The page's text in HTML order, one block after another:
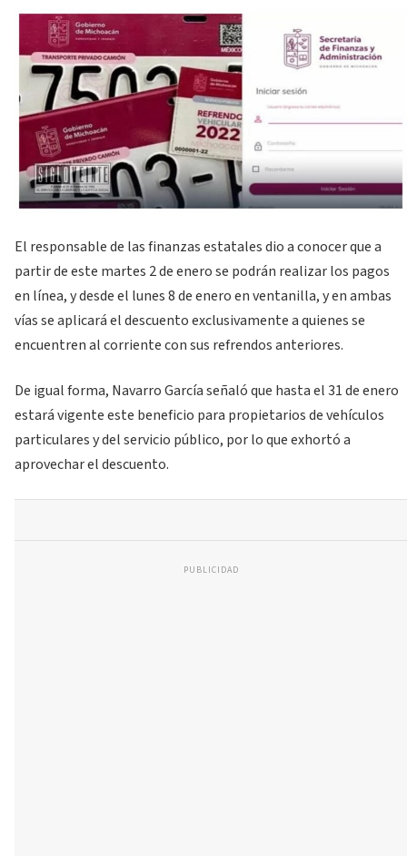
El responsable de las finanzas estatales dio a conocer que a
partir de este martes 2 de enero se podrán realizar los pagos
en línea, y desde el lunes 8 de enero en ventanilla, y en ambas
vías se aplicará el descuento exclusivamente a quienes se
encuentren al corriente con sus refrendos anteriores.
De igual forma, Navarro García señaló que hasta el 31 de enero
estará vigente este beneficio para propietarios de vehículos
particulares y del servicio público, por lo que exhortó a
aprovechar el descuento.
PUBLICIDAD